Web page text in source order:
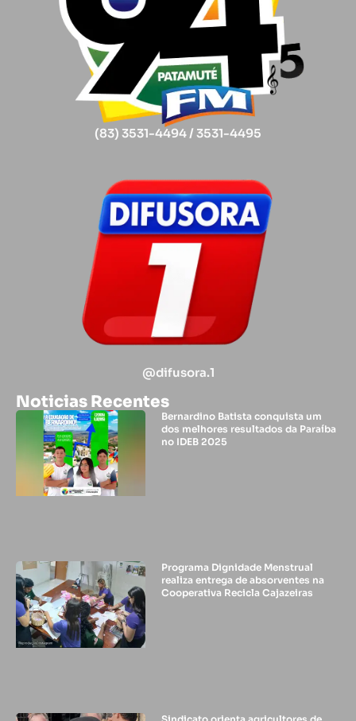
(83) 3531-4494 / 3531-4495
@difusora.1
Noticias Recentes
Bernardino Batista conquista um
dos melhores resultados da Paraíba
no IDEB 2025
Programa Dignidade Menstrual
realiza entrega de absorventes na
Cooperativa Recicla Cajazeiras